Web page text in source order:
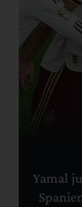
Yamal